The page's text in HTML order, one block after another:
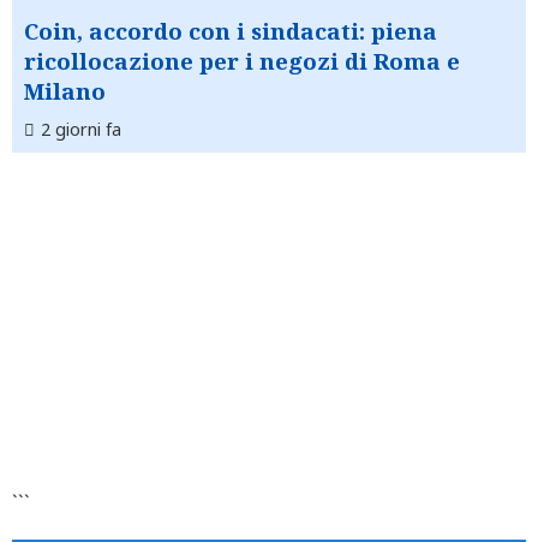
Coin, accordo con i sindacati: piena
ricollocazione per i negozi di Roma e
Milano
2 giorni fa
```